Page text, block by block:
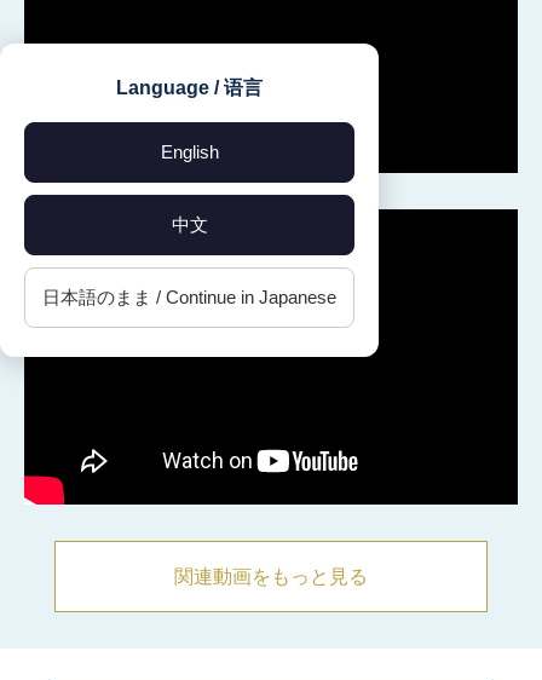
Language / 语言
English
中文
日本語のまま / Continue in Japanese
関連動画をもっと見る